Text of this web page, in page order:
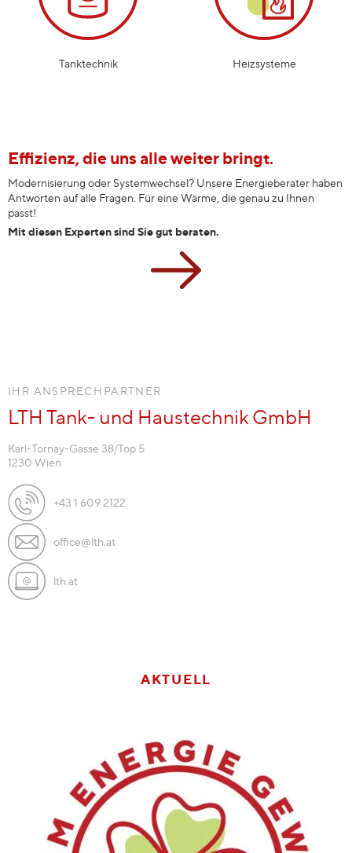
Tanktechnik Heizsysteme
Effizienz, die uns alle weiter bringt.
Modernisierung oder Systemwechsel? Unsere Energieberater haben
Antworten auf alle Fragen. Für eine Wärme, die genau zu Ihnen
passt!
Mit diesen Experten sind Sie gut beraten.
IHR ANSPRECHPARTNER
LTH Tank- und Haustechnik GmbH
Karl-Tornay-Gasse 38/Top 5
1230 Wien
+43 1 609 2122
office@lth.at
lth.at
AKTUELL